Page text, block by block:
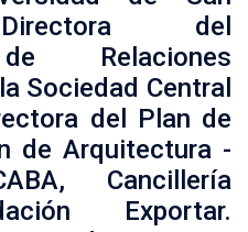
del
Relaciones
Sociedad Central
del Plan de
de Arquitectura -
Cancillería
Exportar.